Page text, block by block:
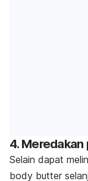
4.
Selain dapat
body butter